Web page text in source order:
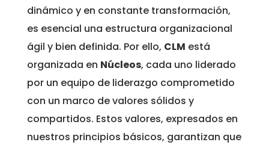
dinámico y en constante transformación,
es esencial una estructura organizacional
ágil y bien definida. Por ello, CLM está
organizada en Núcleos, cada uno liderado
por un equipo de liderazgo comprometido
con un marco de valores sólidos y
compartidos. Estos valores, expresados en
nuestros principios básicos, garantizan que